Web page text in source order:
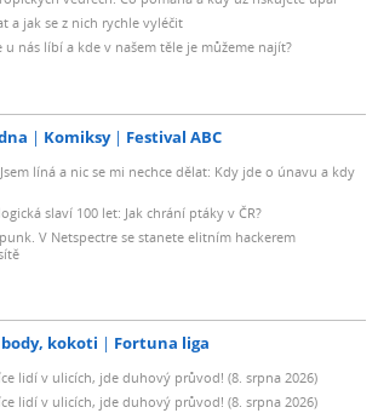
a jak se z nich rychle vyléčit
u nás líbí a kde v našem těle je můžeme najít?
Komiksy Festival ABC
líná a nic se mi nechce dělat: Kdy jde o únavu a kdy
slaví 100 let: Jak chrání ptáky v ČR?
V Netspectre se stanete elitním hackerem
kokoti Fortuna liga
lidí v ulicích, jde duhový průvod! (8. srpna 2026)
lidí v ulicích, jde duhový průvod! (8. srpna 2026)